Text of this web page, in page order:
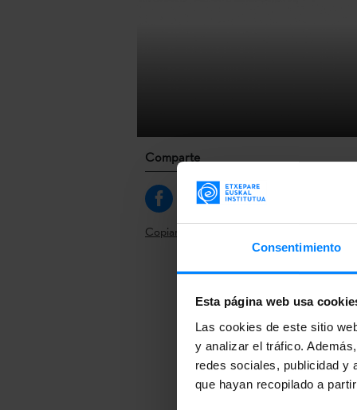
Consentimiento
Esta página web usa
Las cookies de este sitio
y analizar el tráfico.
redes sociales, publicidad y
que hayan recopilado a
Comparte
Copiar link
Si te
web deOn
financiada
países
Si te